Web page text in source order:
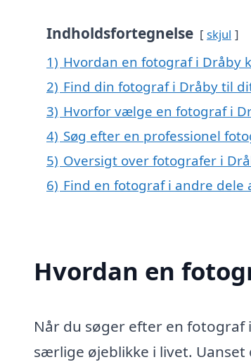
Indholdsfortegnelse skjul
1) Hvordan en fotograf i Dråby
2) Find din fotograf i Dråby til
3) Hvorfor vælge en fotograf i
4) Søg efter en professionel
5) Oversigt over fotografer i
6) Find en fotograf i andre dele
Hvordan en
Når du søger efter en fotograf
særlige øjeblikke i livet.